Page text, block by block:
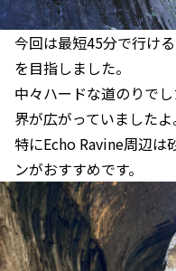
今回は最短45分で行け
を目指しました。
中々ハードな道のりで
界が広がっていましたよ
特にEcho Ravine周辺は
ンがおすすめです。